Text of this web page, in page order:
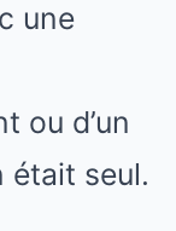
une
ou d’un
était seul.